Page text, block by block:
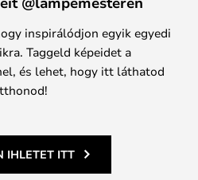
inspirálódjon egyik egyedi
Taggeld képeidet a
és lehet, hogy itt láthatod
IHLETET ITT